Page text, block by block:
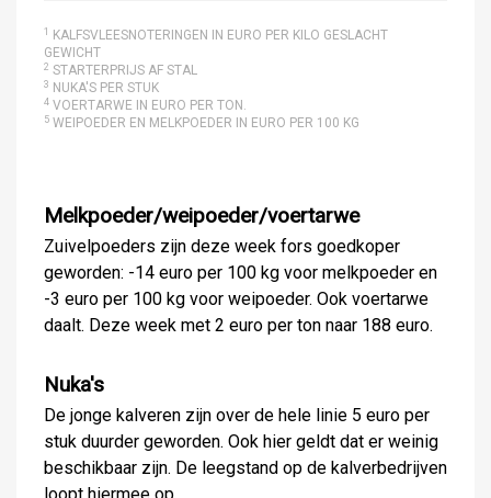
1
KALFSVLEESNOTERINGEN IN EURO PER KILO GESLACHT
GEWICHT
2 STARTERPRIJS AF STAL
3 NUKA'S PER STUK
4 VOERTARWE IN EURO PER TON.
5 WEIPOEDER EN MELKPOEDER IN EURO PER 100 KG
Melkpoeder/weipoeder/voertarwe
Zuivelpoeders zijn deze week fors goedkoper
geworden: -14 euro per 100 kg voor melkpoeder en
-3 euro per 100 kg voor weipoeder. Ook voertarwe
daalt. Deze week met 2 euro per ton naar 188 euro.
Nuka's
De jonge kalveren zijn over de hele linie 5 euro per
stuk duurder geworden. Ook hier geldt dat er weinig
beschikbaar zijn. De leegstand op de kalverbedrijven